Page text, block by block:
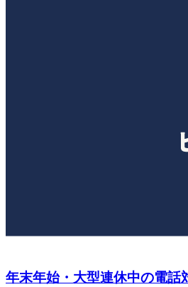
年末年始・大型連休中の電話